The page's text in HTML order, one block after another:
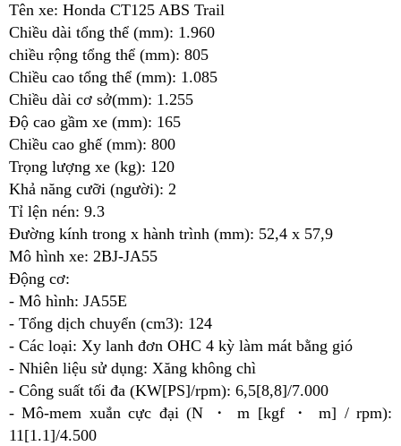
Tên xe: Honda CT125 ABS Trail
Chiều dài tổng thể (mm): 1.960
chiều rộng tổng thể (mm): 805
Chiều cao tổng thể (mm): 1.085
Chiều dài cơ sở(mm): 1.255
Độ cao gầm xe (mm): 165
Chiều cao ghế (mm): 800
Trọng lượng xe (kg): 120
Khả năng cưỡi (người): 2
Tỉ lện nén: 9.3
Đường kính trong x hành trình (mm): 52,4 x 57,9
Mô hình xe: 2BJ-JA55
Động cơ:
- Mô hình: JA55E
- Tổng dịch chuyển (cm3): 124
- Các loại: Xy lanh đơn OHC 4 kỳ làm mát bằng gió
- Nhiên liệu sử dụng: Xăng không chì
- Công suất tối đa (KW[PS]/rpm): 6,5[8,8]/7.000
- Mô-mem xuắn cực đại (N ・ m [kgf ・ m] / rpm):
11[1.1]/4.500